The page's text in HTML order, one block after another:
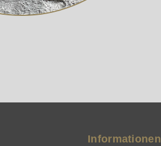
Informationen